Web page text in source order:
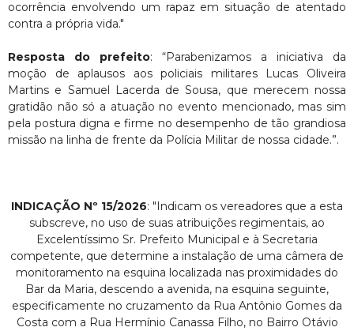
ocorrência envolvendo um rapaz em situação de atentado
contra a própria vida."
Resposta do prefeito: “Parabenizamos a iniciativa da
moção de aplausos aos policiais militares Lucas Oliveira
Martins e Samuel Lacerda de Sousa, que merecem nossa
gratidão não só a atuação no evento mencionado, mas sim
pela postura digna e firme no desempenho de tão grandiosa
missão na linha de frente da Polícia Militar de nossa cidade.”.
INDICAÇÃO Nº 15/2026: "Indicam os vereadores que a esta
subscreve, no uso de suas atribuições regimentais, ao
Excelentíssimo Sr. Prefeito Municipal e à Secretaria
competente, que determine a instalação de uma câmera de
monitoramento na esquina localizada nas proximidades do
Bar da Maria, descendo a avenida, na esquina seguinte,
especificamente no cruzamento da Rua Antônio Gomes da
Costa com a Rua Hermínio Canassa Filho, no Bairro Otávio